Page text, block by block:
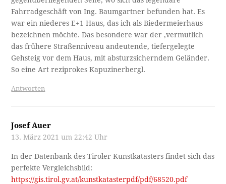
Fahrradgeschäft von Ing. Baumgartner befunden hat. Es
war ein niederes E+1 Haus, das ich als Biedermeierhaus
bezeichnen möchte. Das besondere war der ,vermutlich
das frühere Straßenniveau andeutende, tiefergelegte
Gehsteig vor dem Haus, mit absturzsicherndem Geländer.
So eine Art reziprokes Kapuzinerbergl.
Antworten
Josef Auer
13. März 2021 um 22:42 Uhr
In der Datenbank des Tiroler Kunstkatasters findet sich das
perfekte Vergleichsbild:
https://gis.tirol.gv.at/kunstkatasterpdf/pdf/68520.pdf